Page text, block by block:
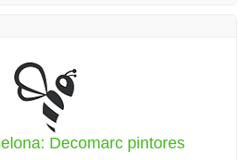
Decomarc pintores